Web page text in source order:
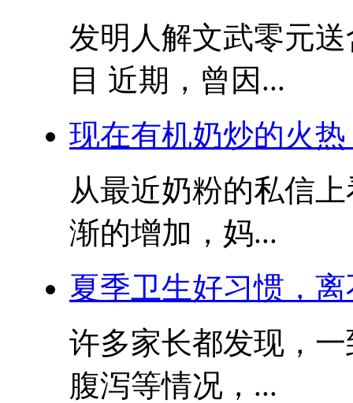
发明人解文武零元
目 近期，曾因...
现在有机奶炒的火
从最近奶粉的私信
渐的增加，妈...
夏季卫生好习惯，
许多家长都发现，
腹泻等情况，...